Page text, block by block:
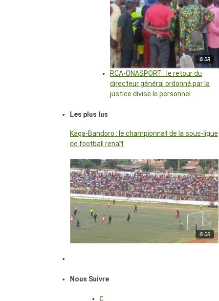
© DR
RCA-ONASPORT : le retour du
directeur général ordonné par la
justice divise le personnel
Les plus lus
Kaga-Bandoro : le championnat de la sous-ligue
de football renaît
© DR
Nous Suivre